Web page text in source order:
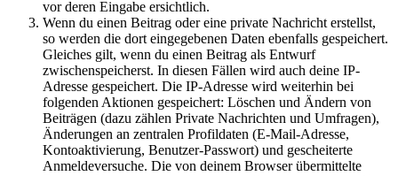
vor deren Eingabe ersichtlich.
Wenn du einen Beitrag oder eine private Nachricht erstellst,
so werden die dort eingegebenen Daten ebenfalls gespeichert.
Gleiches gilt, wenn du einen Beitrag als Entwurf
zwischenspeicherst. In diesen Fällen wird auch deine IP-
Adresse gespeichert. Die IP-Adresse wird weiterhin bei
folgenden Aktionen gespeichert: Löschen und Ändern von
Beiträgen (dazu zählen Private Nachrichten und Umfragen),
Änderungen an zentralen Profildaten (E-Mail-Adresse,
Kontoaktivierung, Benutzer-Passwort) und gescheiterte
Anmeldeversuche. Die von deinem Browser übermittelte